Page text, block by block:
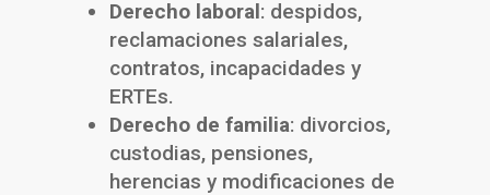
Derecho laboral: despidos,
reclamaciones salariales,
contratos, incapacidades y
ERTEs.
Derecho de familia: divorcios,
custodias, pensiones,
herencias y modificaciones de